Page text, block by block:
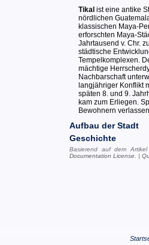
Tikal ist eine antike
nördlichen
klassischen Maya-
erforschten Maya-
Jahrtausend v. Chr.
städtische
Tempelkomplexen.
mächtige
Nachbarschaft
langjähriger Konflikt
späten 8. und 9.
kam zum Erliegen.
Bewohnern
Aufbau der Stadt
Geschichte
Basierend auf dem
Documentation License . |